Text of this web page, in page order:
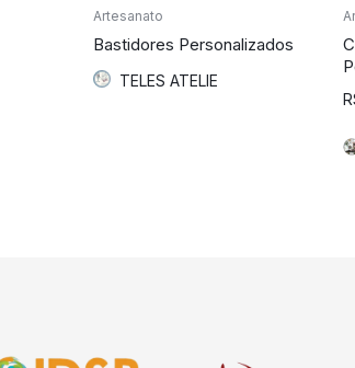
Artesanato
Bastidores Personalizados
TELES ATELIE